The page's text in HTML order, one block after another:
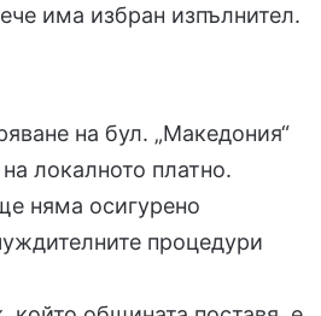
има избран изпълнител.
на бул. „Македония“
локалното платно.
няма осигурено
процедури